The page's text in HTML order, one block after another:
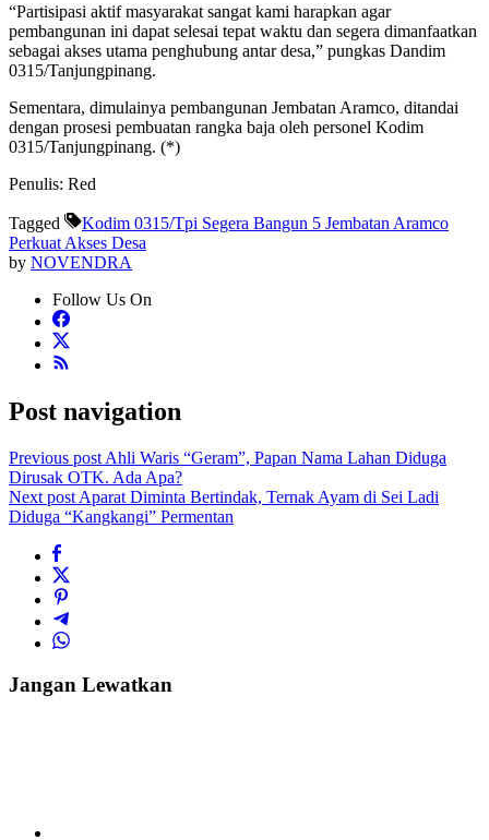
“Partisipasi aktif masyarakat sangat kami harapkan agar
pembangunan ini dapat selesai tepat waktu dan segera dimanfaatkan
sebagai akses utama penghubung antar desa,” pungkas Dandim
0315/Tanjungpinang.
Sementara, dimulainya pembangunan Jembatan Aramco, ditandai
dengan prosesi pembuatan rangka baja oleh personel Kodim
0315/Tanjungpinang. (*)
Penulis: Red
Tagged
Kodim 0315/Tpi Segera Bangun 5 Jembatan Aramco
Perkuat Akses Desa
by NOVENDRA
Follow Us On
Post navigation
Previous post Ahli Waris “Geram”, Papan Nama Lahan Diduga
Dirusak OTK. Ada Apa?
Next post Aparat Diminta Bertindak, Ternak Ayam di Sei Ladi
Diduga “Kangkangi” Permentan
Jangan Lewatkan